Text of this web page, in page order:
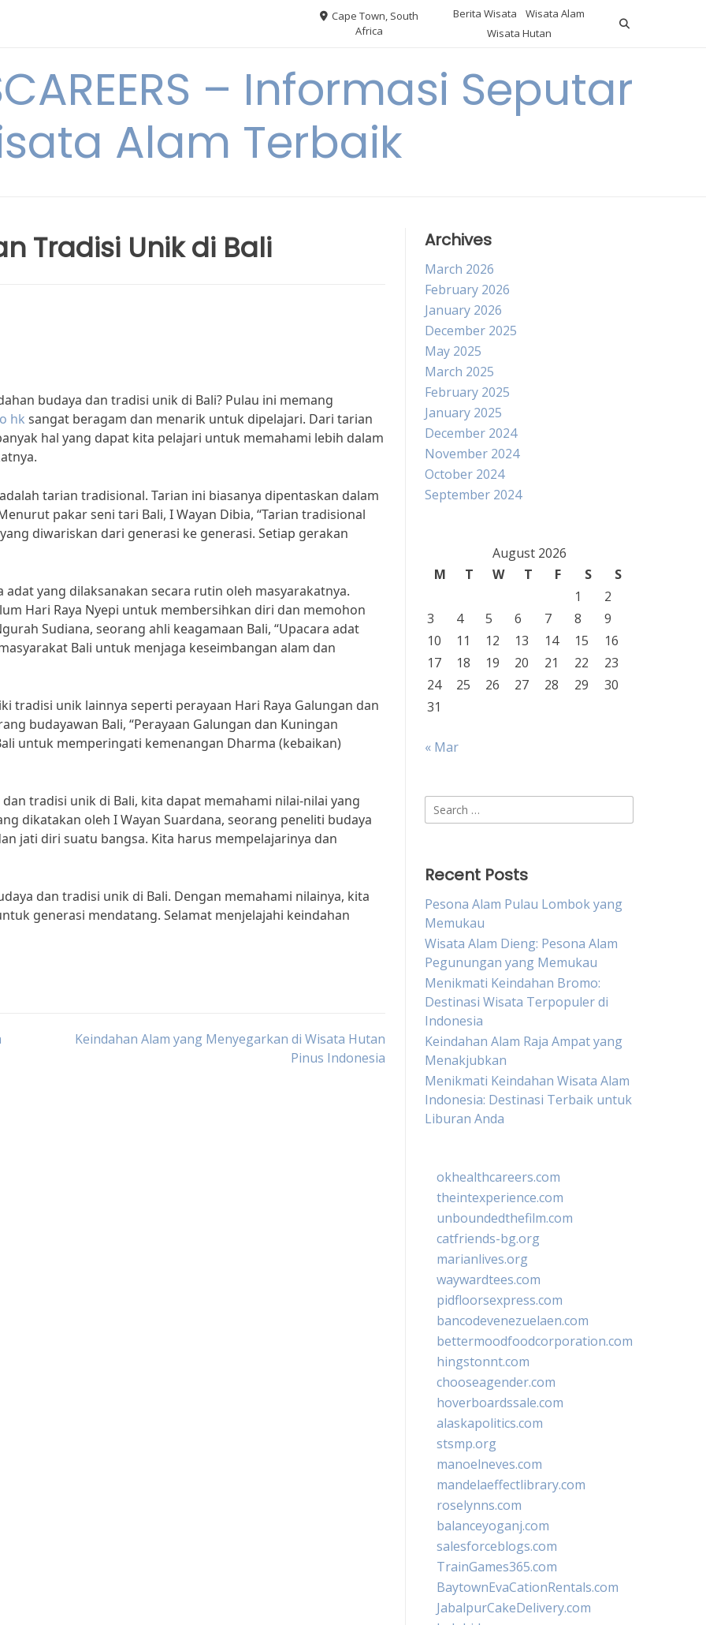
Cape Town, South
Africa
Berita Wisata
Wisata Alam
Wisata Hutan
– Informasi Seputar
Alam Terbaik
Tradisi Unik di Bali
budaya dan tradisi unik di Bali? Pulau ini memang
hk sangat beragam dan menarik untuk dipelajari. Dari tarian
hal yang dapat kita pelajari untuk memahami lebih dalam
tarian tradisional. Tarian ini biasanya dipentaskan dalam
pakar seni tari Bali, I Wayan Dibia, “Tarian tradisional
diwariskan dari generasi ke generasi. Setiap gerakan
yang dilaksanakan secara rutin oleh masyarakatnya.
Hari Raya Nyepi untuk membersihkan diri dan memohon
Sudiana, seorang ahli keagamaan Bali, “Upacara adat
Bali untuk menjaga keseimbangan alam dan
tradisi unik lainnya seperti perayaan Hari Raya Galungan dan
budayawan Bali, “Perayaan Galungan dan Kuningan
untuk memperingati kemenangan Dharma (kebaikan)
tradisi unik di Bali, kita dapat memahami nilai-nilai yang
dikatakan oleh I Wayan Suardana, seorang peneliti budaya
jati diri suatu bangsa. Kita harus mempelajarinya dan
dan tradisi unik di Bali. Dengan memahami nilainya, kita
generasi mendatang. Selamat menjelajahi keindahan
Keindahan Alam yang Menyegarkan di Wisata Hutan
Pinus Indonesia
Archives
March 2026
February 2026
January 2026
December 2025
May 2025
March 2025
February 2025
January 2025
December 2024
November 2024
October 2024
September 2024
August 2026
M
T W T F S
S
1
2
3
4 5 6 7 8
9
10
11 12 13 14 15
16
17
18 19 20 21 22
23
24
25 26 27 28 29
30
31
« Mar
Search
for:
Recent Posts
Pesona Alam Pulau Lombok yang
Memukau
Wisata Alam Dieng: Pesona Alam
Pegunungan yang Memukau
Menikmati Keindahan Bromo:
Destinasi Wisata Terpopuler di
Indonesia
Keindahan Alam Raja Ampat yang
Menakjubkan
Menikmati Keindahan Wisata Alam
Indonesia: Destinasi Terbaik untuk
Liburan Anda
okhealthcareers.com
theintexperience.com
unboundedthefilm.com
catfriends-bg.org
marianlives.org
waywardtees.com
pidfloorsexpress.com
bancodevenezuelaen.com
bettermoodfoodcorporation.com
hingstonnt.com
chooseagender.com
hoverboardssale.com
alaskapolitics.com
stsmp.org
manoelneves.com
mandelaeffectlibrary.com
roselynns.com
balanceyoganj.com
salesforceblogs.com
TrainGames365.com
BaytownEvaCationRentals.com
JabalpurCakeDelivery.com